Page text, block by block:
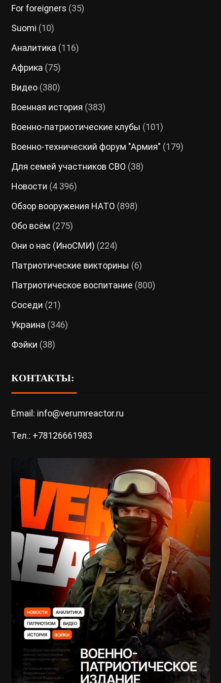
For foreigners (35)
Suomi (10)
Аналитика (116)
Африка (75)
Видео(380)
Военная история (383)
Военно-патриотические клубы (101)
Военно-технический форум "Армия" (179)
Для семей участников СВО (38)
Новости (4 396)
Обзор вооружения НАТО (898)
Обо всём (275)
Они о нас (ИноСМИ) (224)
Патриотические викторины (6)
Патриотическое воспитание (800)
Соседи (21)
Украина (346)
Фэйки (38)
КОНТАКТЫ:
Email: info@verumreactor.ru
Тел.: +78126661983